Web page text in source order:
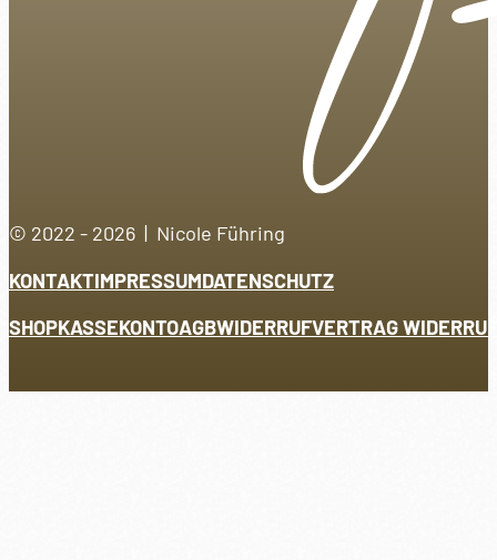
© 2022 - 2026 | Nicole Führing
KONTAKTIMPRESSUMDATENSCHUTZ
SHOPKASSEKONTOAGBWIDERRUFVERTRAG